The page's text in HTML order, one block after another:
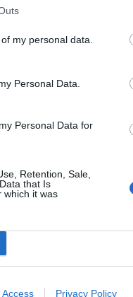
my personal data.
Personal Data.
Personal Data for
Retention, Sale,
that Is
which it was
Access Privacy Policy